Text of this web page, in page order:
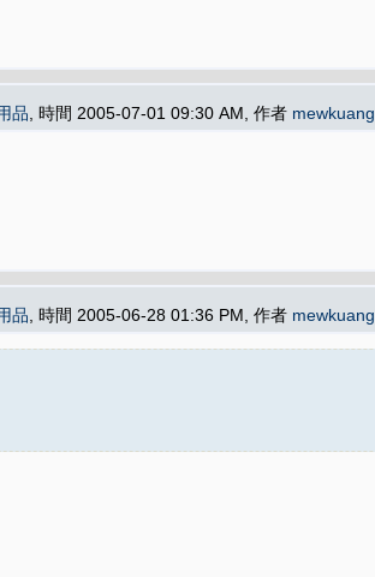
品 , 時間 2005-07-01 09:30 AM, 作者 mewkuang
品 , 時間 2005-06-28 01:36 PM, 作者 mewkuang